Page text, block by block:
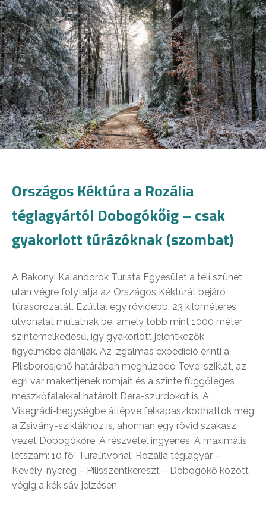
Országos Kéktúra a Rozália
téglagyártól Dobogókőig – csak
gyakorlott túrázóknak (szombat)
A Bakonyi Kalandorok Turista Egyesület a téli szünet
után végre folytatja az Országos Kéktúrát bejáró
túrasorozatát. Ezúttal egy rövidebb, 23 kilométeres
útvonalat mutatnak be, amely több mint 1000 méter
szintemelkedésű, így gyakorlott jelentkezők
figyelmébe ajánlják. Az izgalmas expedíció érinti a
Pilisborosjenő határában meghúzódó Teve-sziklát, az
egri vár makettjének romjait és a szinte függőleges
mészkőfalakkal határolt Dera-szurdokot is. A
Visegrádi-hegységbe átlépve felkapaszkodhattok még
a Zsivány-sziklákhoz is, ahonnan egy rövid szakasz
vezet Dobogókőre. A részvétel ingyenes. A maximális
létszám: 10 fő! Túraútvonal: Rozália téglagyár –
Kevély-nyereg – Pilisszentkereszt – Dobogókő között
végig a kék sáv jelzésen.